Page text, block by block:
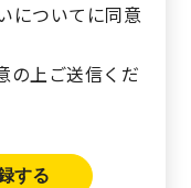
についてに同意
の上ご送信くだ